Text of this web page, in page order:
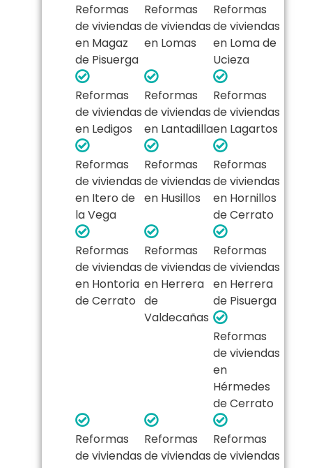
Reformas
de viviendas
en Magaz
de Pisuerga
Reformas
de viviendas
en Lomas
Reformas
de viviendas
en Loma de
Ucieza
Reformas
de viviendas
en Ledigos
Reformas
de viviendas
en Lantadilla
Reformas
de viviendas
en Lagartos
Reformas
de viviendas
en Itero de
la Vega
Reformas
de viviendas
en Husillos
Reformas
de viviendas
en Hornillos
de Cerrato
Reformas
de viviendas
en Hontoria
de Cerrato
Reformas
de viviendas
en Herrera
de
Valdecañas
Reformas
de viviendas
en Herrera
de Pisuerga
Reformas
de viviendas
en
Hérmedes
de Cerrato
Reformas
de viviendas
Reformas
de viviendas
Reformas
de viviendas